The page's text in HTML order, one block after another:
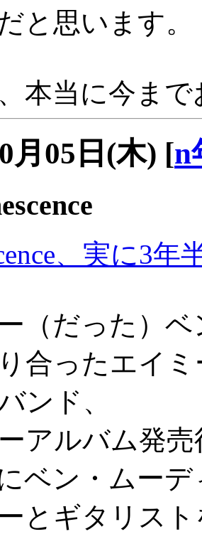
と思います。
本当に今ま
月05日(木) [n
、実に3
（だった）
合ったエイ
ンド、
アルバム発
ベン・ムー
とギタリス